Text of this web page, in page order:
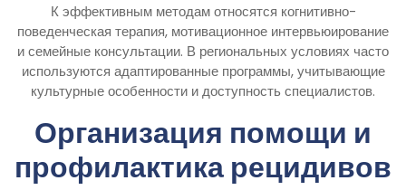
К эффективным методам относятся когнитивно-
поведенческая терапия, мотивационное интервьюирование
и семейные консультации. В региональных условиях часто
используются адаптированные программы, учитывающие
культурные особенности и доступность специалистов.
Организация помощи и
профилактика рецидивов